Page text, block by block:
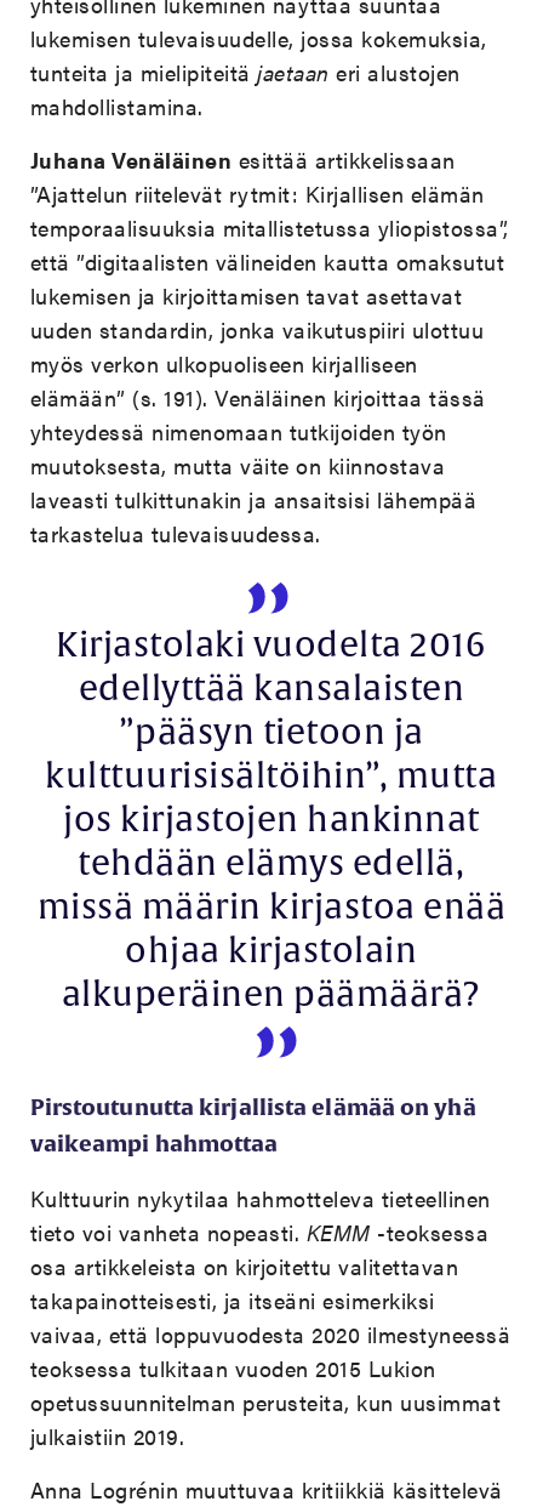
lukemisen tulevaisuudelle, jossa kokemuksia,
tunteita ja mielipiteitä jaetaan eri alustojen
mahdollistamina.
Juhana Venäläinen esittää artikkelissaan
”Ajattelun riitelevät rytmit: Kirjallisen elämän
temporaalisuuksia mitallistetussa yliopistossa”,
että ”digitaalisten välineiden kautta omaksutut
lukemisen ja kirjoittamisen tavat asettavat
uuden standardin, jonka vaikutuspiiri ulottuu
myös verkon ulkopuoliseen kirjalliseen
elämään” (s. 191). Venäläinen kirjoittaa tässä
yhteydessä nimenomaan tutkijoiden työn
muutoksesta, mutta väite on kiinnostava
laveasti tulkittunakin ja ansaitsisi lähempää
tarkastelua tulevaisuudessa.
Kirjastolaki vuodelta 2016
edellyttää kansalaisten
”pääsyn tietoon ja
kulttuurisisältöihin”, mutta
jos kirjastojen hankinnat
tehdään elämys edellä,
missä määrin kirjastoa enää
ohjaa kirjastolain
alkuperäinen päämäärä?
Pirstoutunutta kirjallista elämää on yhä
vaikeampi hahmottaa
Kulttuurin nykytilaa hahmotteleva tieteellinen
tieto voi vanheta nopeasti. KEMM -teoksessa
osa artikkeleista on kirjoitettu valitettavan
takapainotteisesti, ja itseäni esimerkiksi
vaivaa, että loppuvuodesta 2020 ilmestyneessä
teoksessa tulkitaan vuoden 2015 Lukion
opetussuunnitelman perusteita, kun uusimmat
julkaistiin 2019.
Anna Logrénin muuttuvaa kritiikkiä käsittelevä